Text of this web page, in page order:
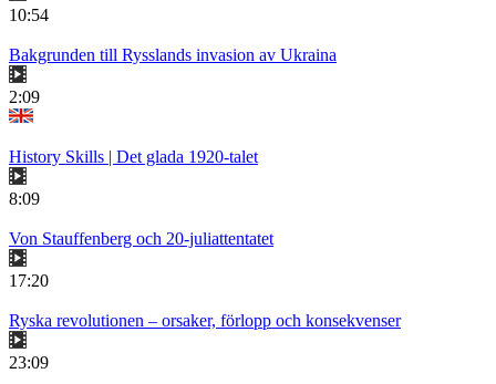
10:54
Bakgrunden till Rysslands invasion av Ukraina
2:09
History Skills | Det glada 1920-talet
8:09
Von Stauffenberg och 20-juliattentatet
17:20
Ryska revolutionen – orsaker, förlopp och konsekvenser
23:09